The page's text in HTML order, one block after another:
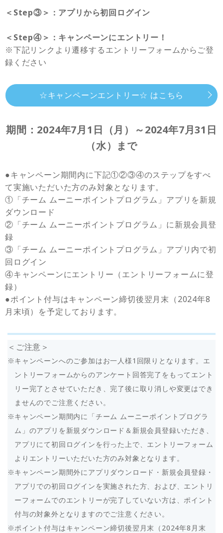
＜Step③＞：アプリから初回ログイン
＜Step④＞：キャンペーンにエントリー！
※下記リンクより遷移するエントリーフォームからご登
録ください
☆キャンペーンエントリー☆ はこちら
期間：2024年7月1日（月）～2024年7月31日
（水）まで
●キャンペーン期間内に下記①②③④のステップをすべ
て実施いただいた方のみ対象となります。
①「チーム ムーニーポイントプログラム」アプリを新規
ダウンロード
②「チーム ムーニーポイントプログラム」に新規会員登
録
③「チーム ムーニーポイントプログラム」アプリ内で初
回ログイン
④キャンペーンにエントリー（エントリーフォームに登
録）
●ポイント付与はキャンペーン締切後翌月末（2024年8
月末頃）を予定しております。
＜ご注意＞
キャンペーンへのご参加はお一人様1回限りとなります。エ
ントリーフォームからのアンケート回答完了をもってエント
リー完了とさせていただき、完了後に取り消しや変更はでき
ませんのでご注意ください。
キャンペーン期間内に「チーム ムーニーポイントプログラ
ム」のアプリを新規ダウンロード＆新規会員登録いただき、
アプリにて初回ログインを行った上で、エントリーフォーム
よりエントリーいただいた方のみ対象となります。
キャンペーン期間外にアプリダウンロード・新規会員登録・
アプリでの初回ログインを実施された方、および、エントリ
ーフォームでのエントリーが完了していない方は、ポイント
付与の対象外となりますのでご注意ください。
ポイント付与はキャンペーン締切後翌月末（2024年8月末